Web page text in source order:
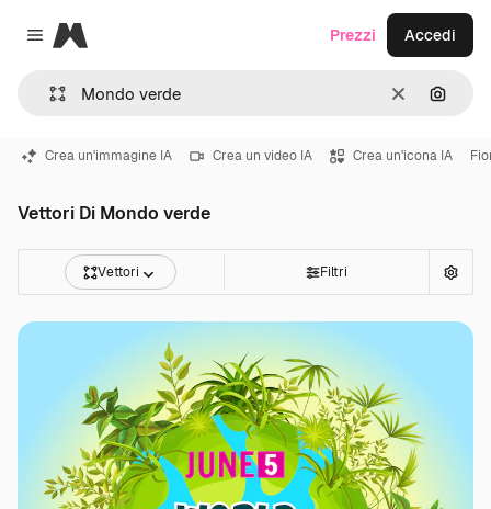
Close menu
Magnific
CancellaCerca
Prezzi Accedi
Crea un'immagine IA Crea un video IA Crea un'icona IA
Vettori Di Mondo verde
Vettori Filtri